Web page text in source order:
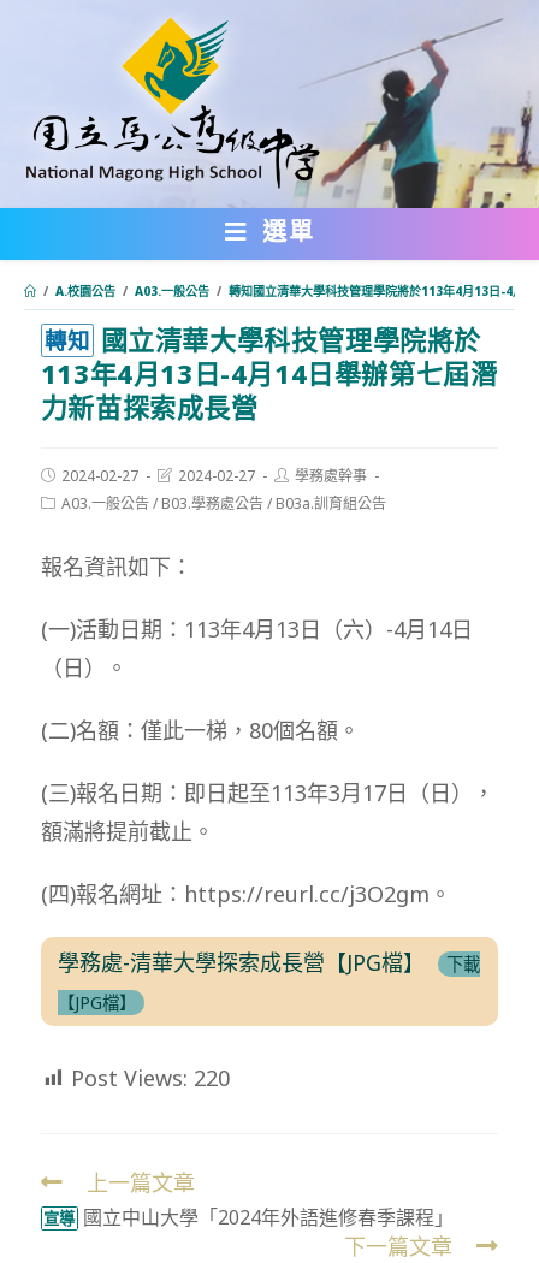
內
選單
/ A.校園公告 / A03.一般公告 / 轉知國立清華大學科技管理學院將於113年4月13日-4月
轉知 國立清華大學科技管理學院將於
113年4月13日-4月14日舉辦第七屆潛
力新苗探索成長營
Post
published:
2024-02-27
Post
modified:
2024-02-27
Post
author:
學務處幹事
PostA03.一般公告/ B03.學務處公告/ B03a.訓育組公告
報名資訊如下：
(一)活動日期：113年4月13日（六）-4月14日
（日）。
(二)名額：僅此一梯，80個名額。
(三)報名日期：即日起至113年3月17日（日），
額滿將提前截止。
(四)報名網址：https://reurl.cc/j3O2gm。
學務處-清華大學探索成長營【JPG檔】
下載
【JPG檔】
Post Views: 220
Read
more
上一篇文章
宣導 國立中山大學「2024年外語進修春季課程」
下一篇文章